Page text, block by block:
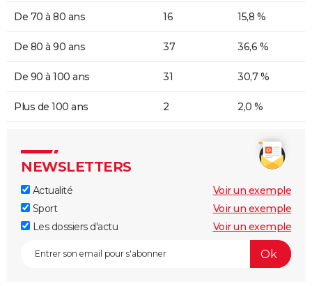
De 70 à 80 ans 16 15,8 %
De 80 à 90 ans 37 36,6 %
De 90 à 100 ans 31 30,7 %
Plus de 100 ans 2 2,0 %
NEWSLETTERS
Actualité
Voir un exemple
Sport
Voir un exemple
Les dossiers d'actu
Voir un exemple